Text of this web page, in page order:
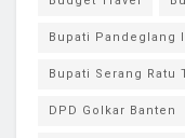
Bupati Pandeglang
Bupati Serang Ratu
DPD Golkar Banten